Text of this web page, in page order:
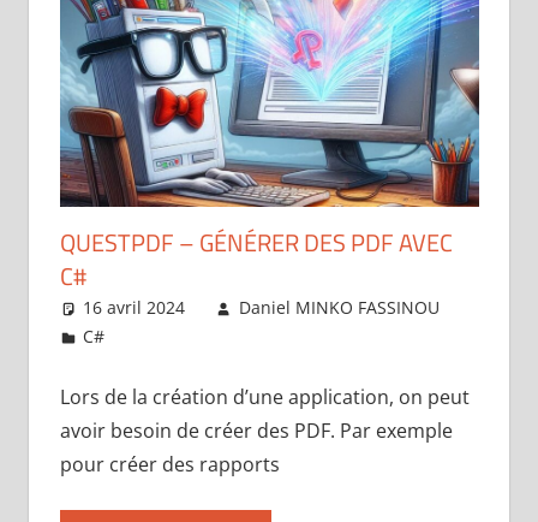
QUESTPDF – GÉNÉRER DES PDF AVEC
C#
16 avril 2024
Daniel MINKO FASSINOU
C#
Lors de la création d’une application, on peut
avoir besoin de créer des PDF. Par exemple
pour créer des rapports